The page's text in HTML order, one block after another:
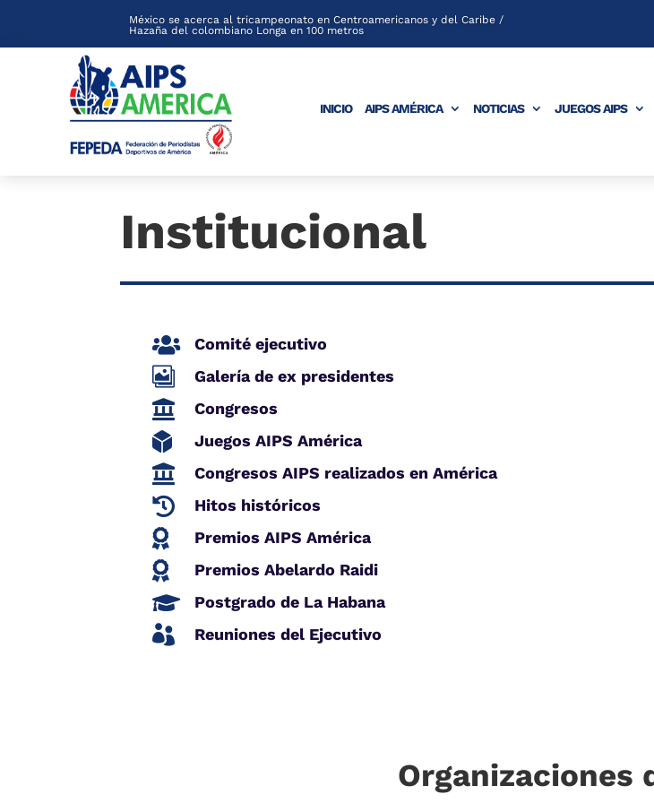
México se acerca al tricampeonato en Centroamericanos y del Caribe /
Hazaña del colombiano Longa en 100 metros
INICIO AIPS AMÉRICA NOTICIAS JUEGOS AIPS
Institucional
 Comité ejecutivo
 Galería de ex presidentes
 Congresos
 Juegos AIPS América
 Congresos AIPS realizados en América
 Hitos históricos
 Premios AIPS América
 Premios Abelardo Raidi
 Postgrado de La Habana
 Reuniones del Ejecutivo
Organizaciones